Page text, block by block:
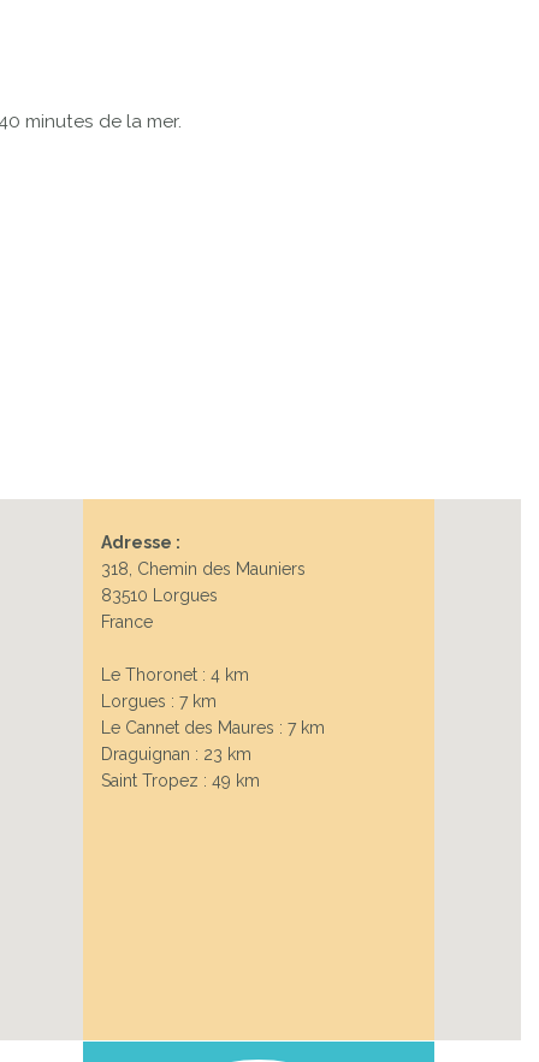
minutes de la mer.
Adresse :
318, Chemin des Mauniers
83510 Lorgues
France
Le Thoronet : 4 km
Lorgues : 7 km
Le Cannet des Maures : 7 km
Draguignan : 23 km
Saint Tropez : 49 km